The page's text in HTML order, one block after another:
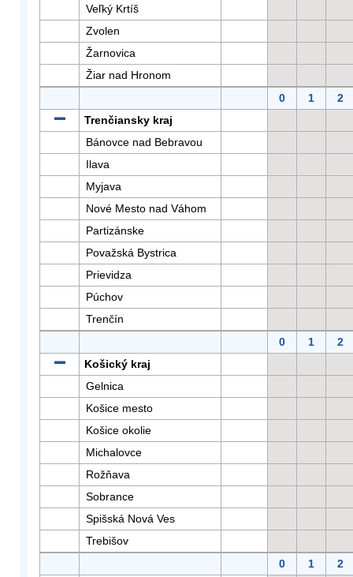
Veľký Krtíš
Zvolen
Žarnovica
Žiar nad Hronom
0
1
2
Trenčiansky kraj
Bánovce nad Bebravou
Ilava
Myjava
Nové Mesto nad Váhom
Partizánske
Považská Bystrica
Prievidza
Púchov
Trenčín
0
1
2
Košický kraj
Gelnica
Košice mesto
Košice okolie
Michalovce
Rožňava
Sobrance
Spišská Nová Ves
Trebišov
0
1
2